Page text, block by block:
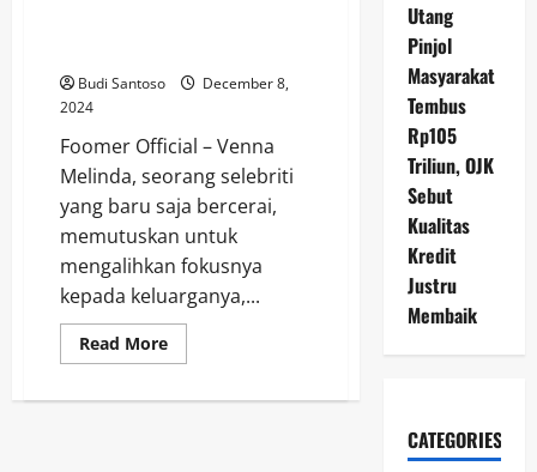
Budi Santoso
December 8,
2024
Foomer Official – Venna
Melinda, seorang selebriti
yang baru saja bercerai,
memutuskan untuk
mengalihkan fokusnya
kepada keluarganya,...
Read MoreRead
more
Cerai,
Utang
Pinjol
Masyarakat
Tembus
Rp105
Triliun, OJK
Sebut
Kualitas
Kredit
Justru
Membaik
CATEGORIES